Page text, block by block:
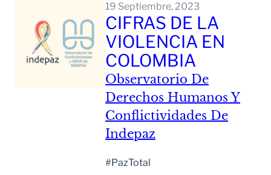
19 Septiembre, 2023
CIFRAS DE LA
VIOLENCIA EN
COLOMBIA
Observatorio De
Derechos Humanos Y
Conflictividades De
Indepaz
#PazTotal